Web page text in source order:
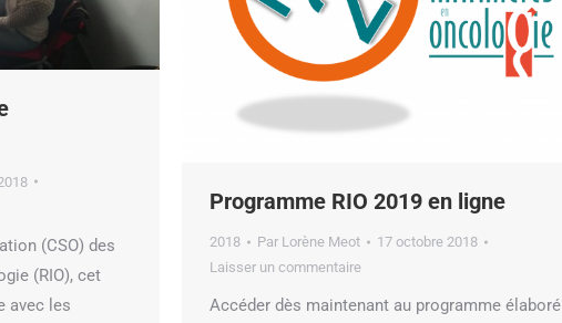
(CSO) des
(RIO), cet
avec les
Programme RIO 2019 en ligne
2018 Par Lorène Meot
17 octobre 2018
Laisser un commentaire
Accéder dès maintenant au programme élaboré